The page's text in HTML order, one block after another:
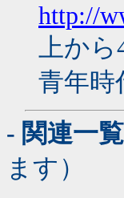
http://
上か
青年時
- 関連一
ます）